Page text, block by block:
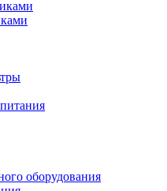
оборудования